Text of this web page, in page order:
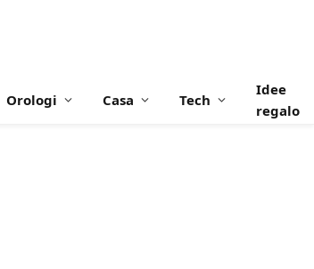
Orologi Casa Tech
Idee
regalo